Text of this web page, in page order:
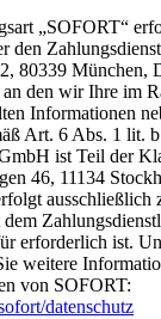
„SOFORT“
den
80339 München,
den wir Ihre im
Informationen
Art. 6 Abs. 1 lit.
ist Teil der
46, 11134
ausschließlich
erforderlich ist.
weitere
von SOFORT:
datenschutz